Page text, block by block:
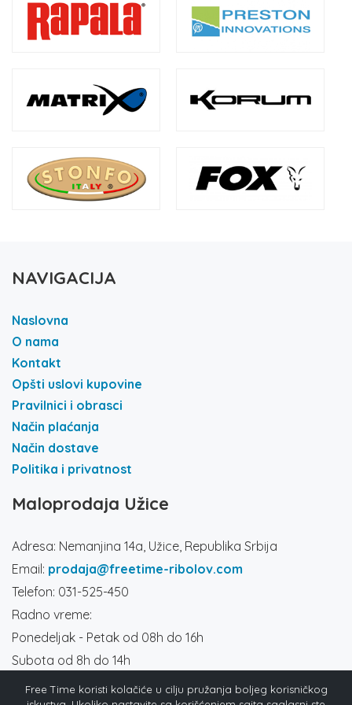
NAVIGACIJA
Naslovna
O nama
Kontakt
Opšti uslovi kupovine
Pravilnici i obrasci
Način plaćanja
Način dostave
Politika i privatnost
Maloprodaja Užice
Adresa: Nemanjina 14a, Užice, Republika Srbija
Email: prodaja@freetime-ribolov.com
Telefon: 031-525-450
Radno vreme:
Ponedeljak - Petak od 08h do 16h
Subota od 8h do 14h
Društvene mreže
Free Time koristi kolačiće u cilju pružanja boljeg korisničkog